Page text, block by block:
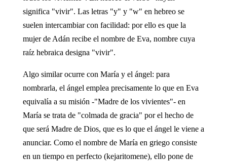
significa "vivir". Las letras "y" y "w" en hebreo se
suelen intercambiar con facilidad: por ello es que la
mujer de Adán recibe el nombre de Eva, nombre cuya
raíz hebraica designa "vivir".
Algo similar ocurre con María y el ángel: para
nombrarla, el ángel emplea precisamente lo que en Eva
equivalía a su misión -"Madre de los vivientes"- en
María se trata de "colmada de gracia" por el hecho de
que será Madre de Dios, que es lo que el ángel le viene a
anunciar. Como el nombre de María en griego consiste
en un tiempo en perfecto (kejaritomene), ello pone de